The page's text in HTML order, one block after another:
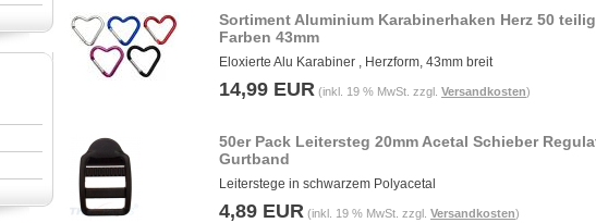
Sortiment Aluminium Karabinerhaken Herz 50
Farben 43mm
Eloxierte Alu Karabiner , Herzform, 43mm breit
14,99 EUR (inkl. 19 % MwSt. zzgl. Versandkosten)
50er Pack Leitersteg 20mm Acetal Schieber
Gurtband
Leiterstege in schwarzem Polyacetal
4,89 EUR (inkl. 19 % MwSt. zzgl. Versandkosten)